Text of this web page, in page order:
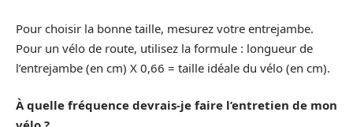
Pour choisir la bonne taille, mesurez votre entrejambe.
Pour un vélo de route, utilisez la formule : longueur de
l’entrejambe (en cm) X 0,66 = taille idéale du vélo (en cm).
À quelle fréquence devrais-je faire l’entretien de mon